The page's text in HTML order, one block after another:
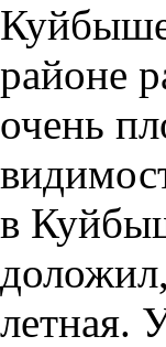
районе
очень
в
летная.